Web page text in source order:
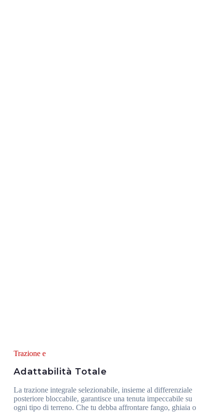
Trazione e
Adattabilità Totale
La trazione integrale selezionabile, insieme al differenziale
posteriore bloccabile, garantisce una tenuta impeccabile su
ogni tipo di terreno. Che tu debba affrontare fango, ghiaia o